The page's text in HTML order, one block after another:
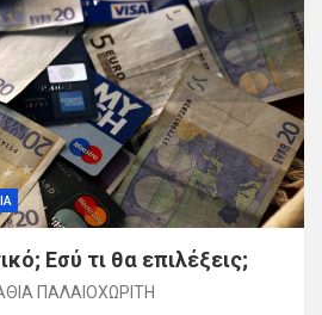
Εσύ τι θα επιλέξεις;
ΠΑΛΑΙΟΧΩΡΙΤΗ